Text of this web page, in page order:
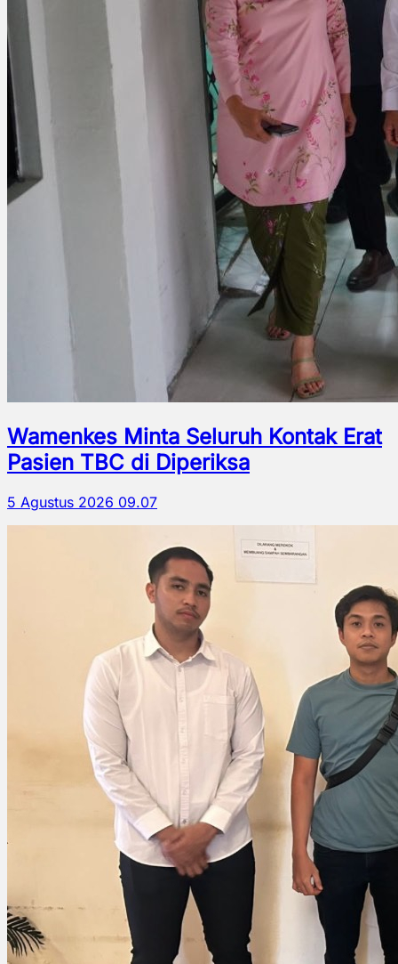
Wamenkes Minta Seluruh Kontak Erat
Pasien TBC di Diperiksa
5 Agustus 2026 09.07